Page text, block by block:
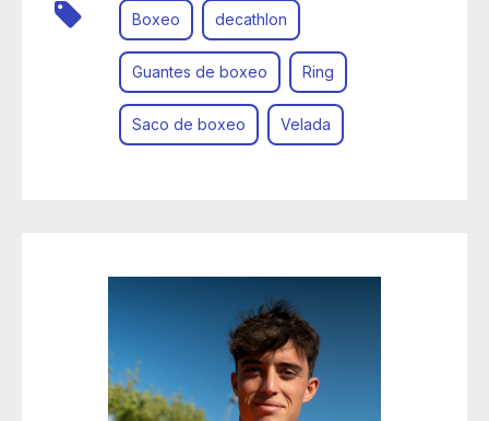
Boxeo decathlon
Guantes de boxeo Ring
Saco de boxeo Velada